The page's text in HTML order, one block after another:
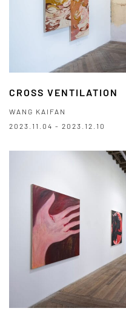
CROSS VENTILATION
WANG KAIFAN
2023.11.04 - 2023.12.10